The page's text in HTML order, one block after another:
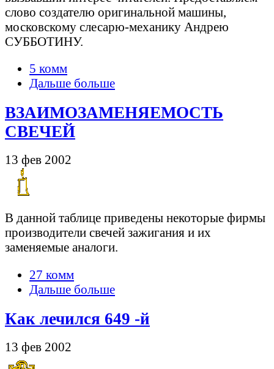
слово создателю оригинальной машины,
московскому слесарю-механику Андрею
СУББОТИНУ.
5 комм
Дальше больше
ВЗАИМОЗАМЕНЯЕМОСТЬ
СВЕЧЕЙ
13 фев 2002
В данной таблице приведены некоторые фирмы
производители свечей зажигания и их
заменяемые аналоги.
27 комм
Дальше больше
Как лечился 649 -й
13 фев 2002